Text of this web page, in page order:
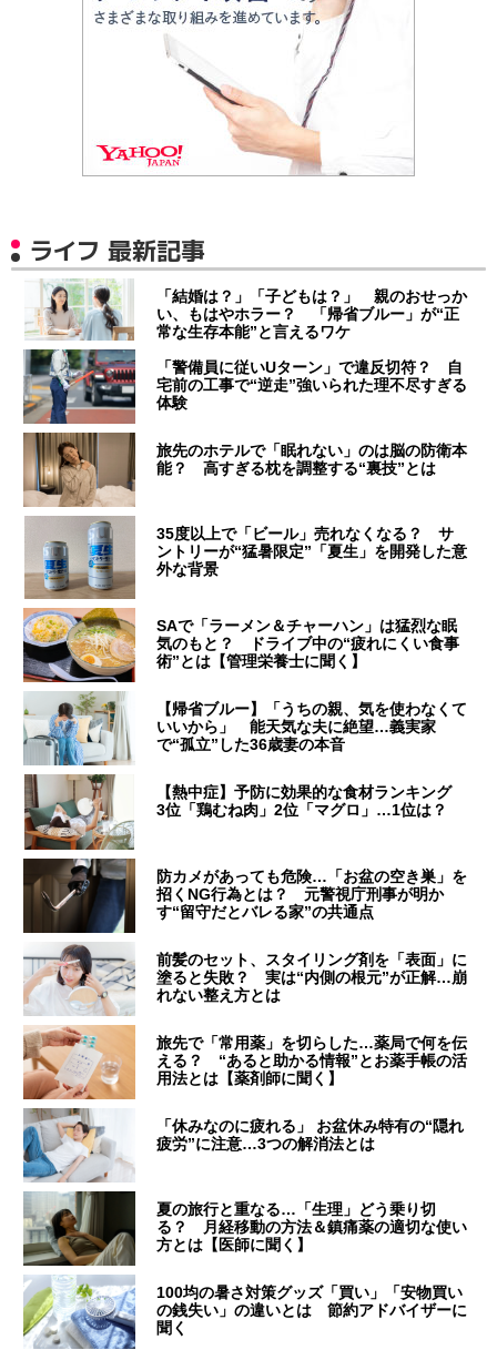
ライフ 最新記事
「結婚は？」「子どもは？」 親のおせっか
い、もはやホラー？ 「帰省ブルー」が“正
常な生存本能”と言えるワケ
「警備員に従いUターン」で違反切符？ 自
宅前の工事で“逆走”強いられた理不尽すぎる
体験
旅先のホテルで「眠れない」のは脳の防衛本
能？ 高すぎる枕を調整する“裏技”とは
35度以上で「ビール」売れなくなる？ サ
ントリーが“猛暑限定”「夏生」を開発した意
外な背景
SAで「ラーメン＆チャーハン」は猛烈な眠
気のもと？ ドライブ中の“疲れにくい食事
術”とは【管理栄養士に聞く】
【帰省ブルー】「うちの親、気を使わなくて
いいから」 能天気な夫に絶望…義実家
で“孤立”した36歳妻の本音
【熱中症】予防に効果的な食材ランキング
3位「鶏むね肉」2位「マグロ」…1位は？
防カメがあっても危険…「お盆の空き巣」を
招くNG行為とは？ 元警視庁刑事が明か
す“留守だとバレる家”の共通点
前髪のセット、スタイリング剤を「表面」に
塗ると失敗？ 実は“内側の根元”が正解…崩
れない整え方とは
旅先で「常用薬」を切らした…薬局で何を伝
える？ “あると助かる情報”とお薬手帳の活
用法とは【薬剤師に聞く】
「休みなのに疲れる」 お盆休み特有の“隠れ
疲労”に注意…3つの解消法とは
夏の旅行と重なる…「生理」どう乗り切
る？ 月経移動の方法＆鎮痛薬の適切な使い
方とは【医師に聞く】
100均の暑さ対策グッズ「買い」「安物買い
の銭失い」の違いとは 節約アドバイザーに
聞く